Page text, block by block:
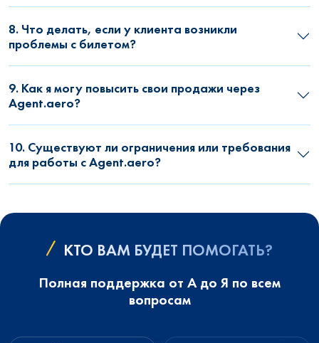
8. Что делать, если у клиента возникли
проблемы с билетом?
9. Как я могу повысить свои продажи через
Agent.aero?
10. Существуют ли ограничения или требования
для работы с Agent.aero?
КТО ВАМ БУДЕТ ПОМОГАТЬ?
Полная поддержка от А до Я по всем
вопросам